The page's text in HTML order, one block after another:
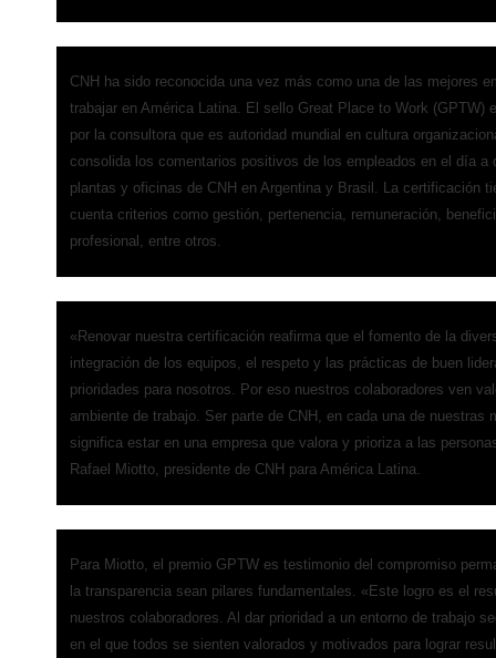
CNH ha sido reconocida una vez más como una de las mejores
trabajar en América Latina. El sello Great Place to Work (GPTW)
por la consultora que es autoridad mundial en cultura
consolida los comentarios positivos de los empleados en el día a
plantas y oficinas de CNH en Argentina y Brasil. La certificación
cuenta criterios como gestión, pertenencia, remuneración,
profesional, entre otros.
«Renovar nuestra certificación reafirma que el fomento de la
integración de los equipos, el respeto y las prácticas de buen
prioridades para nosotros. Por eso nuestros colaboradores ven
ambiente de trabajo. Ser parte de CNH, en cada una de nuestras
significa estar en una empresa que valora y prioriza a las
Rafael Miotto, presidente de CNH para América Latina.
Para Miotto, el premio GPTW es testimonio del compromiso
la transparencia sean pilares fundamentales. «Este logro es el
nuestros colaboradores. Al dar prioridad a un entorno de trabajo
en el que todos se sienten valorados y motivados para lograr